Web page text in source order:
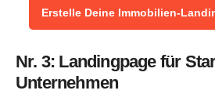
Erstelle Deine Immobilien-
Nr. 3: Landingpage für
Unternehmen